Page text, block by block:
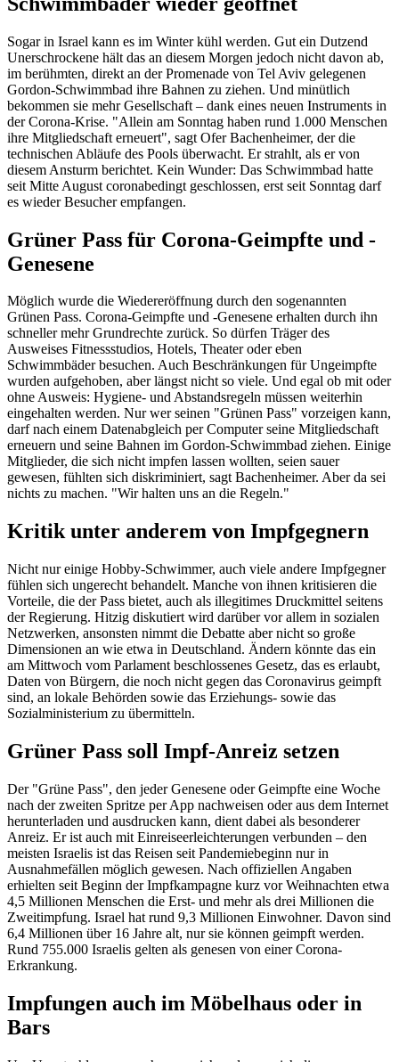
Sogar in Israel kann es im Winter kühl werden. Gut ein Dutzend
Unerschrockene hält das an diesem Morgen jedoch nicht davon ab,
im berühmten, direkt an der Promenade von Tel Aviv gelegenen
Gordon-Schwimmbad ihre Bahnen zu ziehen. Und minütlich
bekommen sie mehr Gesellschaft – dank eines neuen Instruments in
der Corona-Krise. "Allein am Sonntag haben rund 1.000 Menschen
ihre Mitgliedschaft erneuert", sagt Ofer Bachenheimer, der die
technischen Abläufe des Pools überwacht. Er strahlt, als er von
diesem Ansturm berichtet. Kein Wunder: Das Schwimmbad hatte
seit Mitte August coronabedingt geschlossen, erst seit Sonntag darf
es wieder Besucher empfangen.
Grüner Pass für Corona-Geimpfte und -
Genesene
Möglich wurde die Wiedereröffnung durch den sogenannten
Grünen Pass. Corona-Geimpfte und -Genesene erhalten durch ihn
schneller mehr Grundrechte zurück. So dürfen Träger des
Ausweises Fitnessstudios, Hotels, Theater oder eben
Schwimmbäder besuchen. Auch Beschränkungen für Ungeimpfte
wurden aufgehoben, aber längst nicht so viele. Und egal ob mit oder
ohne Ausweis: Hygiene- und Abstandsregeln müssen weiterhin
eingehalten werden. Nur wer seinen "Grünen Pass" vorzeigen kann,
darf nach einem Datenabgleich per Computer seine Mitgliedschaft
erneuern und seine Bahnen im Gordon-Schwimmbad ziehen. Einige
Mitglieder, die sich nicht impfen lassen wollten, seien sauer
gewesen, fühlten sich diskriminiert, sagt Bachenheimer. Aber da sei
nichts zu machen. "Wir halten uns an die Regeln."
Kritik unter anderem von Impfgegnern
Nicht nur einige Hobby-Schwimmer, auch viele andere Impfgegner
fühlen sich ungerecht behandelt. Manche von ihnen kritisieren die
Vorteile, die der Pass bietet, auch als illegitimes Druckmittel seitens
der Regierung. Hitzig diskutiert wird darüber vor allem in sozialen
Netzwerken, ansonsten nimmt die Debatte aber nicht so große
Dimensionen an wie etwa in Deutschland. Ändern könnte das ein
am Mittwoch vom Parlament beschlossenes Gesetz, das es erlaubt,
Daten von Bürgern, die noch nicht gegen das Coronavirus geimpft
sind, an lokale Behörden sowie das Erziehungs- sowie das
Sozialministerium zu übermitteln.
Grüner Pass soll Impf-Anreiz setzen
Der "Grüne Pass", den jeder Genesene oder Geimpfte eine Woche
nach der zweiten Spritze per App nachweisen oder aus dem Internet
herunterladen und ausdrucken kann, dient dabei als besonderer
Anreiz. Er ist auch mit Einreiseerleichterungen verbunden – den
meisten Israelis ist das Reisen seit Pandemiebeginn nur in
Ausnahmefällen möglich gewesen. Nach offiziellen Angaben
erhielten seit Beginn der Impfkampagne kurz vor Weihnachten etwa
4,5 Millionen Menschen die Erst- und mehr als drei Millionen die
Zweitimpfung. Israel hat rund 9,3 Millionen Einwohner. Davon sind
6,4 Millionen über 16 Jahre alt, nur sie können geimpft werden.
Rund 755.000 Israelis gelten als genesen von einer Corona-
Erkrankung.
Impfungen auch im Möbelhaus oder in
Bars